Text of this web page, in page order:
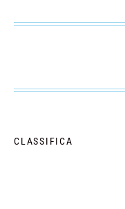
CLASSIFICA